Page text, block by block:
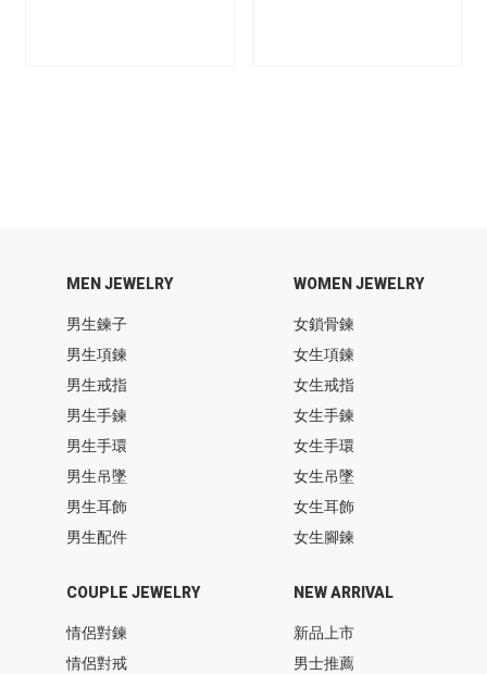
MEN JEWELRY
男生鍊子
男生項鍊
男生戒指
男生手鍊
男生手環
男生吊墜
男生耳飾
男生配件
WOMEN JEWELRY
女鎖骨鍊
女生項鍊
女生戒指
女生手鍊
女生手環
女生吊墜
女生耳飾
女生腳鍊
COUPLE JEWELRY
情侶對鍊
情侶對戒
NEW ARRIVAL
新品上市
男士推薦